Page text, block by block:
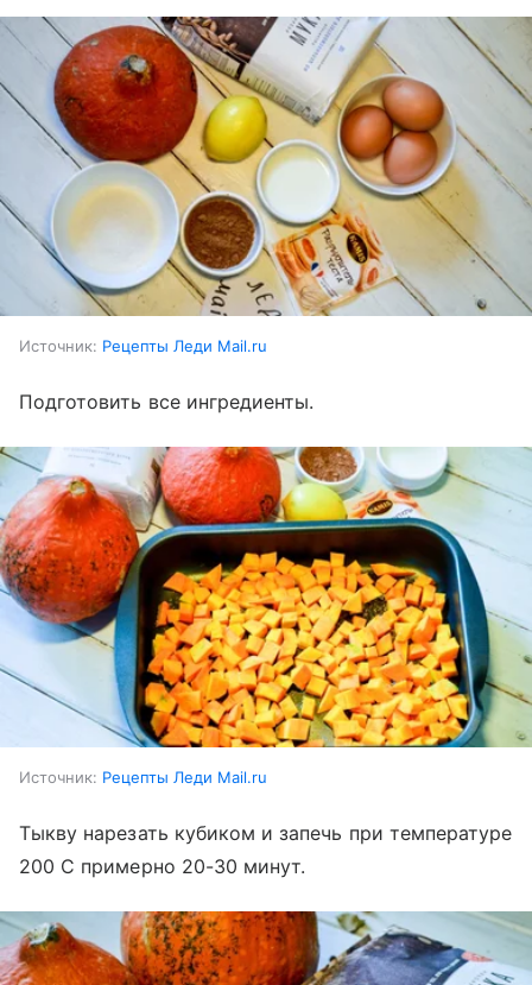
Источник: Рецепты Леди Mail.ru
Подготовить все ингредиенты.
Источник: Рецепты Леди Mail.ru
Тыкву нарезать кубиком и запечь при температуре
200 С примерно 20-30 минут.